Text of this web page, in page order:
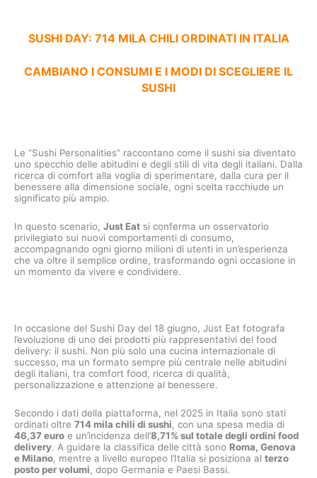
SUSHI DAY: 714 MILA CHILI ORDINATI IN ITALIA
CAMBIANO I CONSUMI E I MODI DI SCEGLIERE IL
SUSHI
Le “Sushi Personalities” raccontano come il sushi sia diventato
uno specchio delle abitudini e degli stili di vita degli italiani. Dalla
ricerca di comfort alla voglia di sperimentare, dalla cura per il
benessere alla dimensione sociale, ogni scelta racchiude un
significato più ampio.
In questo scenario, Just Eat si conferma un osservatorio
privilegiato sui nuovi comportamenti di consumo,
accompagnando ogni giorno milioni di utenti in un’esperienza
che va oltre il semplice ordine, trasformando ogni occasione in
un momento da vivere e condividere.
In occasione del Sushi Day del 18 giugno, Just Eat fotografa
l’evoluzione di uno dei prodotti più rappresentativi del food
delivery: il sushi. Non più solo una cucina internazionale di
successo, ma un formato sempre più centrale nelle abitudini
degli italiani, tra comfort food, ricerca di qualità,
personalizzazione e attenzione al benessere.
Secondo i dati della piattaforma, nel 2025 in Italia sono stati
ordinati oltre 714 mila chili di sushi, con una spesa media di
46,37 euro e un’incidenza dell’8,71% sul totale degli ordini food
delivery. A guidare la classifica delle città sono Roma, Genova
e Milano, mentre a livello europeo l’Italia si posiziona al terzo
posto per volumi, dopo Germania e Paesi Bassi.